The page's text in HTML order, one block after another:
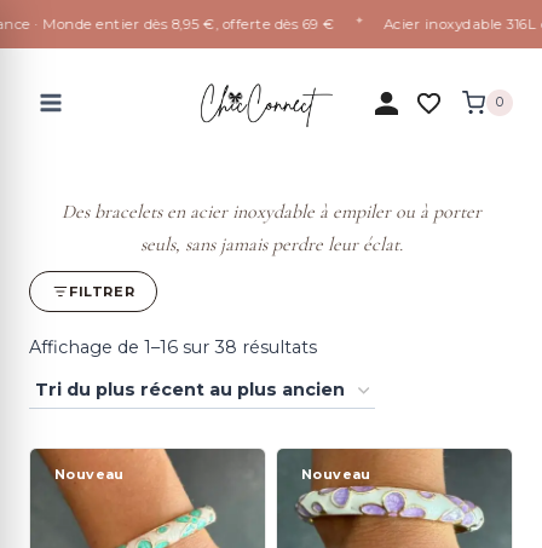
Monde entier dès 8,95 €, offerte dès 69 € ✦ Acier inoxydable 316L
0
Des bracelets en acier inoxydable à empiler ou à porter
seuls, sans jamais perdre leur éclat.
FILTRER
Affichage de 1–16 sur 38 résultatsTrié
du
récent
au
plus
Nouveau Nouveau